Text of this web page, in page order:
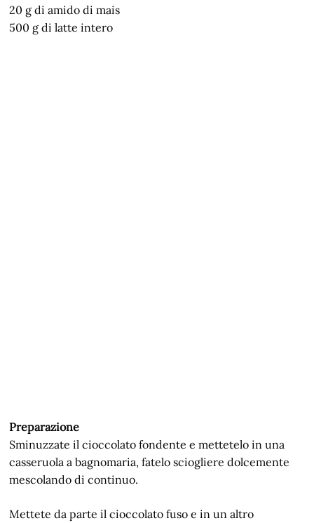
20 g di amido di mais
500 g di latte intero
Preparazione
Sminuzzate il cioccolato fondente e mettetelo in una
casseruola a bagnomaria, fatelo sciogliere dolcemente
mescolando di continuo.
Mettete da parte il cioccolato fuso e in un altro